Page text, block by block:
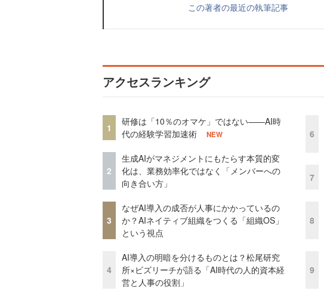
この著者の最近の執筆記事
アクセスランキング
1
研修は「10％のオマケ」ではない——AI時
代の経験学習加速術
NEW
2
生成AIがマネジメントにもたらす本質的変
化は、業務効率化ではなく「メンバーへの
向き合い方」
3
なぜAI導入の成否が人事にかかっているの
か？AIネイティブ組織をつくる「組織OS」
という視点
4
AI導入の明暗を分けるものとは？松尾研究
所×ビズリーチが語る「AI時代の人的資本経
営と人事の役割」
6
7
8
9